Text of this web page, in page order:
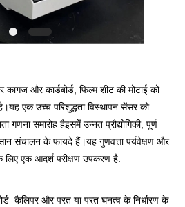
कागज और कार्डबोर्ड, फिल्म शीट की मोटाई को
एक उच्च परिशुद्धता विस्थापन सेंसर को
गणना समारोह हैइसमें उन्नत प्रौद्योगिकी, पूर्ण
संचालन के फायदे हैं।यह गुणवत्ता पर्यवेक्षण और
लिए एक आदर्श परीक्षण उपकरण है.
कैलिपर और परत या परत घनत्व के निर्धारण के